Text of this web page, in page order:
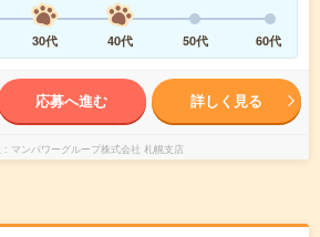
30代 40代 50代 60代
応募へ進む 詳しく見る
マンパワーグループ株式会社 札幌支店